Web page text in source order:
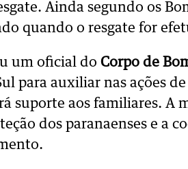
Ainda segundo os
quando o resgate for
um oficial do Corpo de
para auxiliar nas ações
suporte aos familiares. A
dos paranaenses e a